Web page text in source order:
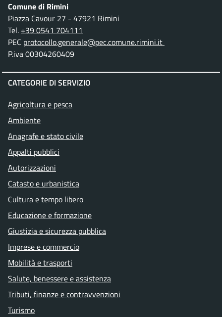
Comune di Rimini
Piazza Cavour 27 - 47921 Rimini
Tel. +39 0541 704111
PEC protocollo.generale@pec.comune.rimini.it
P.iva 00304260409
CATEGORIE DI SERVIZIO
Agricoltura e pesca
Ambiente
Anagrafe e stato civile
Appalti pubblici
Autorizzazioni
Catasto e urbanistica
Cultura e tempo libero
Educazione e formazione
Giustizia e sicurezza pubblica
Imprese e commercio
Mobilità e trasporti
Salute, benessere e assistenza
Tributi, finanze e contravvenzioni
Turismo